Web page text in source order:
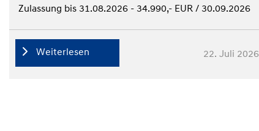
Zulassung bis 31.08.2026 - 34.990,- EUR / 30.09.2026
Weiterlesen 22. Juli 2026